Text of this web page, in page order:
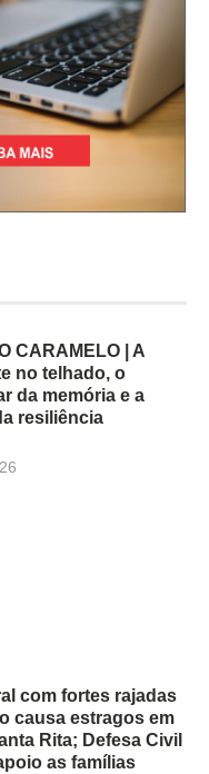
CARAMELO | A
no telhado, o
da memória e a
resiliência
com fortes rajadas
causa estragos em
Rita; Defesa Civil
as famílias